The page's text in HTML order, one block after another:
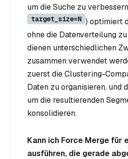
um die Suche zu
target_size=N ) optimiert
ohne die Datenverteilung
dienen unterschiedlichen
zusammen verwendet
zuerst die Clustering-
Daten zu organisieren, und
um die resultierenden
konsolidieren.
Kann ich Force Merge für
ausführen, die gerade